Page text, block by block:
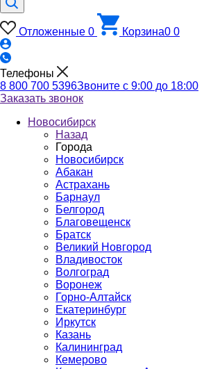
Отложенные 0 Корзина0 0
Телефоны
8 800 700 5396Звоните с 9:00 до 18:00
Заказать звонок
Новосибирск
Назад
Города
Новосибирск
Абакан
Астрахань
Барнаул
Белгород
Благовещенск
Братск
Великий Новгород
Владивосток
Волгоград
Воронеж
Горно-Алтайск
Екатеринбург
Иркутск
Казань
Калининград
Кемерово